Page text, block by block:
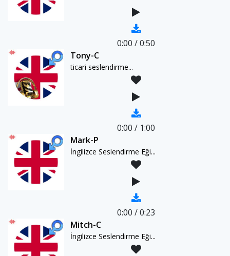
0:00 /0:50
Tony-C
ticari seslendirme...
0:00 / 1:00
Mark-P
İngilizce Seslendirme Eği...
0:00 /0:23
Mitch-C
İngilizce Seslendirme Eği...